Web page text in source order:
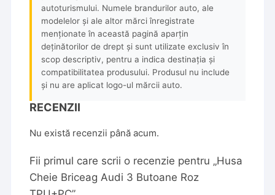
autoturismului. Numele brandurilor auto, ale
modelelor și ale altor mărci înregistrate
menționate în această pagină aparțin
deținătorilor de drept și sunt utilizate exclusiv în
scop descriptiv, pentru a indica destinația și
compatibilitatea produsului. Produsul nu include
și nu are aplicat logo-ul mărcii auto.
RECENZII
Nu există recenzii până acum.
Fii primul care scrii o recenzie pentru „Husa
Cheie Briceag Audi 3 Butoane Roz